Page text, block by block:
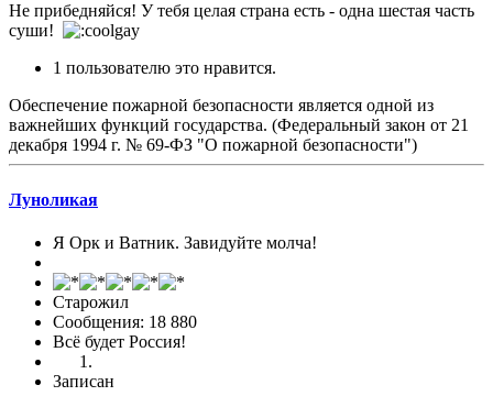
Не прибедняйся! У тебя целая страна есть - одна шестая часть
суши!
1 пользователю это нравится.
Обеспечение пожарной безопасности является одной из
важнейших функций государства. (Федеральный закон от 21
декабря 1994 г. № 69-ФЗ "О пожарной безопасности")
Луноликая
Я Орк и Ватник. Завидуйте молча!
Старожил
Сообщения: 18 880
Всё будет Россия!
Записан